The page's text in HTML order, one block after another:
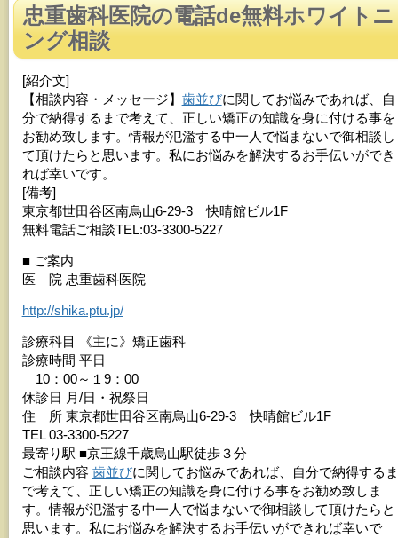
忠重歯科医院の電話de無料ホワイトニ
ング相談
[紹介文]
【相談内容・メッセージ】 歯並びに関してお悩みであれば、自
分で納得するまで考えて、正しい矯正の知識を身に付ける事を
お勧め致します。情報が氾濫する中一人で悩まないで御相談し
て頂けたらと思います。私にお悩みを解決するお手伝いができ
れば幸いです。
[備考]
東京都世田谷区南烏山6-29-3 快晴館ビル1F
無料電話ご相談TEL:03-3300-5227
■ ご案内
医 院 忠重歯科医院
http://shika.ptu.jp/
診療科目 《主に》矯正歯科
診療時間 平日
10：00～１9：00
休診日 月/日・祝祭日
住 所 東京都世田谷区南烏山6-29-3 快晴館ビル1F
TEL 03-3300-5227
最寄り駅 ■京王線千歳烏山駅徒歩３分
ご相談内容 歯並びに関してお悩みであれば、自分で納得するま
で考えて、正しい矯正の知識を身に付ける事をお勧め致しま
す。情報が氾濫する中一人で悩まないで御相談して頂けたらと
思います。私にお悩みを解決するお手伝いができれば幸いで